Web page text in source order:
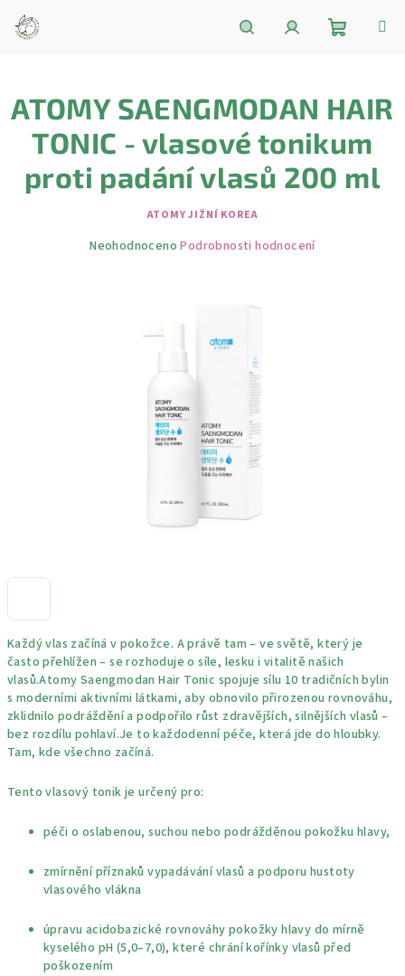
obsah
košík
Každý vlas začíná v pokožce. A právě tam – ve světě, který je
často přehlížen – se rozhoduje o síle, lesku i vitalitě našich
vlasů.Atomy Saengmodan Hair Tonic spojuje sílu 10 tradičních bylin
s moderními aktivními látkami, aby obnovilo přirozenou rovnováhu,
zklidnilo podráždění a podpořilo růst zdravějších, silnějších vlasů –
bez rozdílu pohlaví.Je to každodenní péče, která jde do hloubky.
Tam, kde všechno začíná.
Tento vlasový tonik je určený pro:
péči o oslabenou, suchou nebo podrážděnou pokožku hlavy,
zmírnění příznaků vypadávání vlasů a podporu hustoty
vlasového vlákna
úpravu acidobazické rovnováhy pokožky hlavy do mírně
kyselého pH (5,0–7,0), které chrání kořínky vlasů před
poškozením
ATOMY SAENGMODAN HAIR
TONIC - vlasové tonikum
proti padání vlasů 200 ml
ATOMY JIŽNÍ KOREA
Průměrné
Neohodnoceno Podrobnosti hodnocení